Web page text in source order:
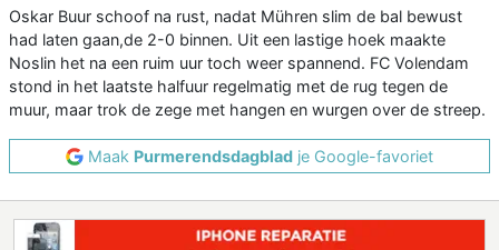
Oskar Buur schoof na rust, nadat Mühren slim de bal bewust
had laten gaan,de 2-0 binnen. Uit een lastige hoek maakte
Noslin het na een ruim uur toch weer spannend. FC Volendam
stond in het laatste halfuur regelmatig met de rug tegen de
muur, maar trok de zege met hangen en wurgen over de streep.
Maak Purmerendsdagblad je Google-favoriet